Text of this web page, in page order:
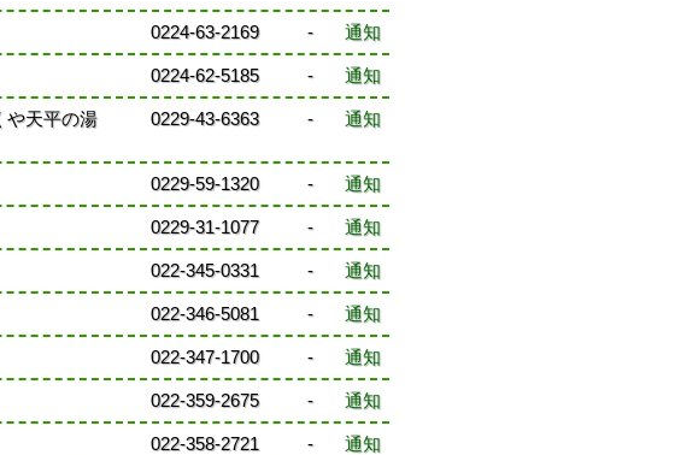
0224-63-2169 - 通知
0224-62-5185 - 通知
や天平の湯
0229-43-6363 - 通知
0229-59-1320 - 通知
0229-31-1077 - 通知
022-345-0331 - 通知
022-346-5081 - 通知
022-347-1700 - 通知
022-359-2675 - 通知
022-358-2721 - 通知